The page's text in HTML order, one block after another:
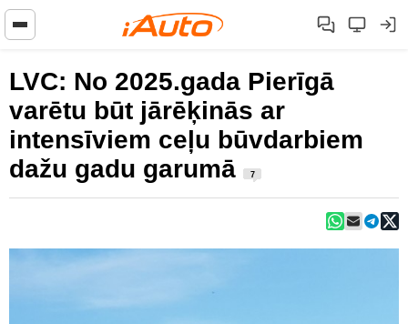
LVC: No 2025.gada Pierīgā
varētu būt jārēķinās ar
intensīviem ceļu būvdarbiem
dažu gadu garumā
7